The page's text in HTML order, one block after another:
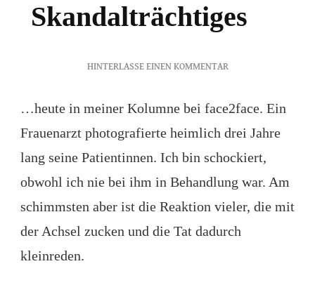
Skandalträchtiges
HINTERLASSE EINEN KOMMENTARZU
…heute in meiner Kolumne bei face2face. Ein
Frauenarzt photografierte heimlich drei Jahre
lang seine Patientinnen. Ich bin schockiert,
obwohl ich nie bei ihm in Behandlung war. Am
schimmsten aber ist die Reaktion vieler, die mit
der Achsel zucken und die Tat dadurch
kleinreden.